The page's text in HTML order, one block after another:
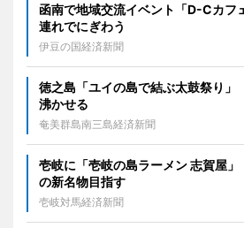
函南で地域交流イベント「D-Cカ
連れでにぎわう
伊豆の国経済新聞
徳之島「ユイの島で結ぶ太鼓祭り
沸かせる
奄美群島南三島経済新聞
壱岐に「壱岐の島ラーメン 志賀屋
の新名物目指す
壱岐対馬経済新聞